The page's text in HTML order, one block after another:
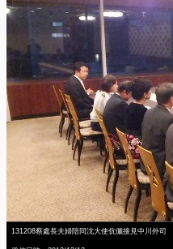
131208蔡處長夫婦陪同沈大使伉儷接見中川外司